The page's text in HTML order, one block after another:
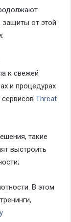
защиты от этой
к свежей
и процедурах
Threat
такие
выстроить
В этом